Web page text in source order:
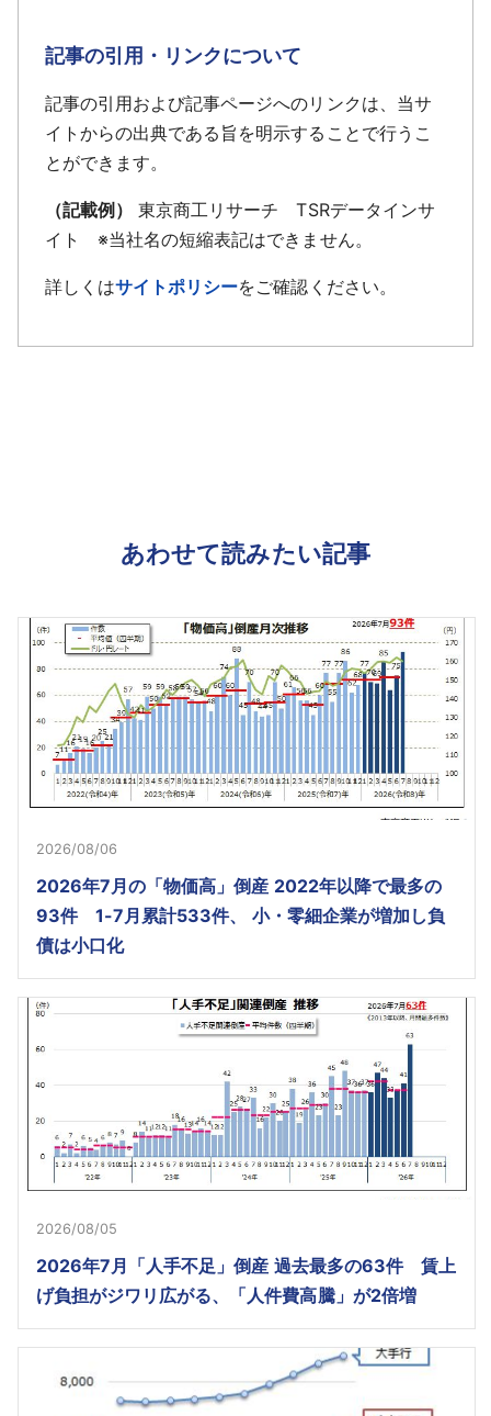
記事の引用・リンクについて
記事の引用および記事ページへのリンクは、当サ
イトからの出典である旨を明示することで行うこ
とができます。
（記載例）
東京商工リサーチ TSRデータインサ
イト ※当社名の短縮表記はできません。
詳しくはサイトポリシーをご確認ください。
あわせて読みたい記事
2026/08/06
2026年7月の「物価高」倒産 2022年以降で最多の
93件 1-7月累計533件、 小・零細企業が増加し負
債は小口化
2026/08/05
2026年7月「人手不足」倒産 過去最多の63件 賃上
げ負担がジワリ広がる、「人件費高騰」が2倍増